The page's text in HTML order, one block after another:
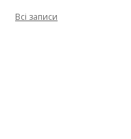
Всі записи